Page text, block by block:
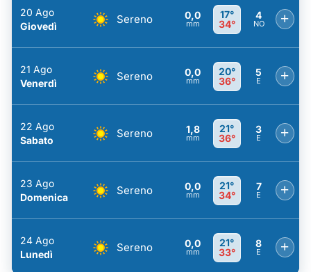
20 Ago
Giovedì
Sereno 0,0
mm
17°
34°
4
NO +
21 Ago
Venerdì
Sereno 0,0
mm
20°
36°
5
E +
22 Ago
Sabato
Sereno 1,8
mm
21°
36°
3
E +
23 Ago
Domenica
Sereno 0,0
mm
21°
34°
7
E +
24 Ago
Lunedì
Sereno 0,0
mm
21°
33°
8
E +